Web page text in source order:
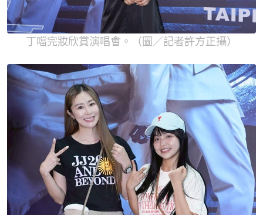
丁噹完妝欣賞演唱會。（圖／記者許方正攝）